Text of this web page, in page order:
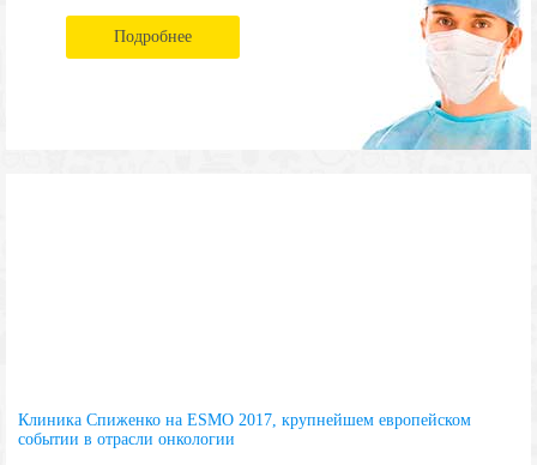
Подробнее
Клиника Спиженко на ESMO 2017, крупнейшем европейском
событии в отрасли онкологии